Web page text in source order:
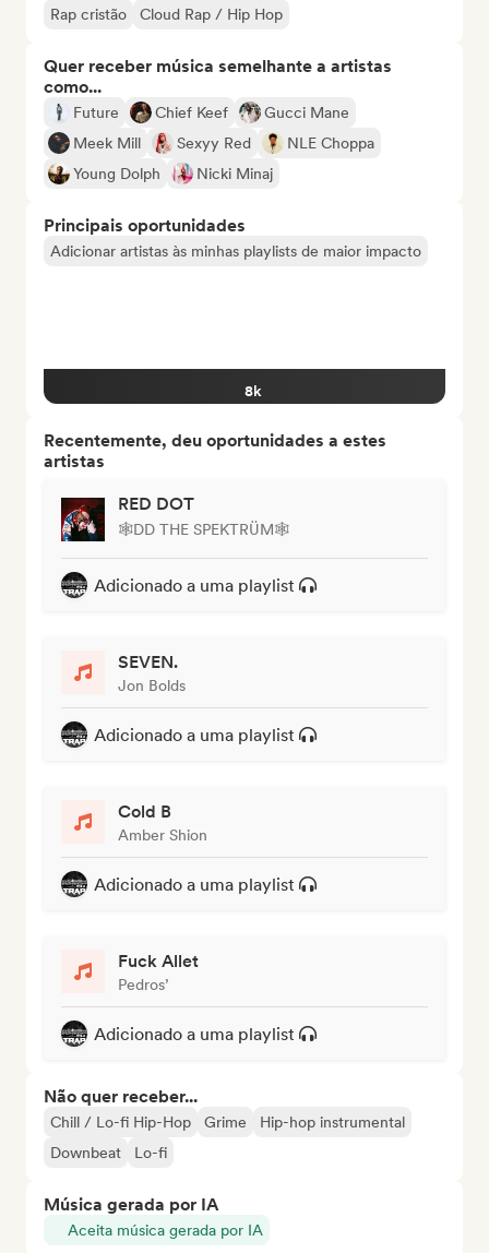
Rap cristão Cloud Rap / Hip Hop
Quer receber música semelhante a artistas
como...
Future Chief Keef
Gucci Mane
Meek Mill
Sexyy Red
NLE Choppa
Young Dolph
Nicki Minaj
Principais oportunidades
Adicionar artistas às minhas playlists de maior impacto
8k
Recentemente, deu oportunidades a estes
artistas
RED DOT
🕸DD THE SPEKTRÜM🕸
Adicionado a uma playlist
SEVEN.
Jon Bolds
Adicionado a uma playlist
Cold B
Amber Shion
Adicionado a uma playlist
Fuck Allet
Pedros’
Adicionado a uma playlist
Não quer receber...
Chill / Lo-fi Hip-Hop Grime
Hip-hop instrumental
Downbeat
Lo-fi
Música gerada por IA
Aceita música gerada por IA